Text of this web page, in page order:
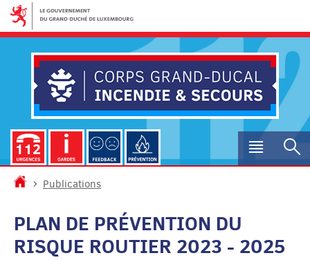
Aller
la
navigation
Aller
contenu
Menu
Accueil
Publications
PLAN DE PRÉVENTION DU
RISQUE ROUTIER 2023 - 2025